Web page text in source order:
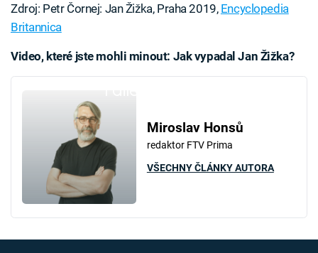
Zdroj: Petr Čornej: Jan Žižka, Praha 2019, Encyclopedia
Britannica
Video, které jste mohli minout: Jak vypadal Jan Žižka?
Miroslav Honsů
redaktor FTV Prima
VŠECHNY ČLÁNKY AUTORA